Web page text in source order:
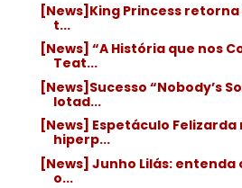
[News]King Princess
t...
[News] “A História que nos
Teat...
[News]Sucesso “Nobody’s
lotad...
[News] Espetáculo
hiperp...
[News] Junho Lilás: entenda
o...